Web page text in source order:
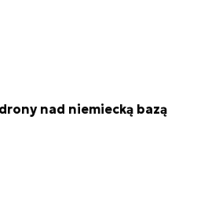
nad niemiecką bazą